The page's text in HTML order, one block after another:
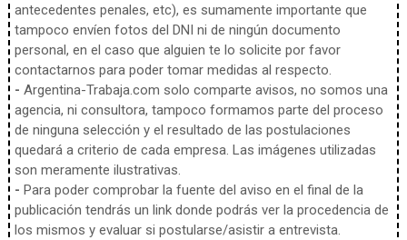
antecedentes penales, etc), es sumamente importante que
tampoco envíen fotos del DNI ni de ningún documento
personal, en el caso que alguien te lo solicite por favor
contactarnos para poder tomar medidas al respecto.
- Argentina-Trabaja.com solo comparte avisos, no somos una
agencia, ni consultora, tampoco formamos parte del proceso
de ninguna selección y el resultado de las postulaciones
quedará a criterio de cada empresa. Las imágenes utilizadas
son meramente ilustrativas.
- Para poder comprobar la fuente del aviso en el final de la
publicación tendrás un link donde podrás ver la procedencia de
los mismos y evaluar si postularse/asistir a entrevista.